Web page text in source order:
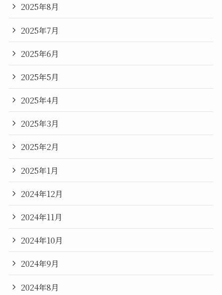
2025年8月
2025年7月
2025年6月
2025年5月
2025年4月
2025年3月
2025年2月
2025年1月
2024年12月
2024年11月
2024年10月
2024年9月
2024年8月